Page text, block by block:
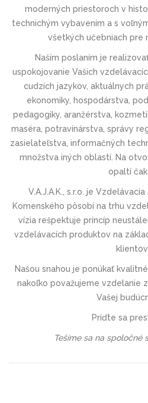
moderných priestoroch v
technichým vybavením a s
všetkých učebniach pre
Naším poslaním je
uspokojovanie Vašich
cudzích jazykov, aktuálnych
ekonomiky, hospodárstva,
pedagogiky, aranžérstva,
maséra, potravinárstva, správy
zasielateľstva, informačných
množstva iných oblastí. Na
opaltí
V.A.J.A.K., s.r.o. je
Komenského pôsobí na trhu
vízia rešpektuje princíp
vzdelávacích produktov na
klientov.
Našou snahou je ponúkať
nakoľko považujeme vzdelanie
Vašej
Príďte sa
Tešíme sa na spoločné